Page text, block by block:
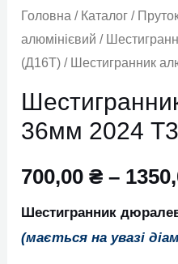
Головна / Каталог /
алюмінієвий /
(Д16Т) / Шестигранник
36мм 2024
700,00₴ –
Шестигранник
(мається на увазі